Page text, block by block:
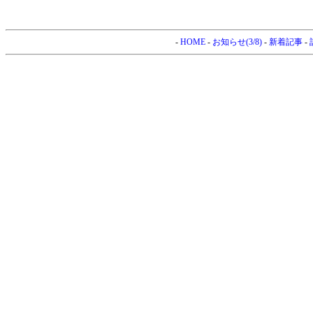
- HOME- お知らせ(3/8)- 新着記事-